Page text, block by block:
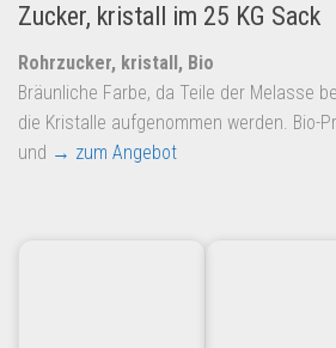
Zucker, kristall im 25 KG Sack
Rohrzucker, kristall, Bio
Bräunliche Farbe, da Teile der Melasse
die Kristalle aufgenommen werden. Bio-
und → zum Angebot